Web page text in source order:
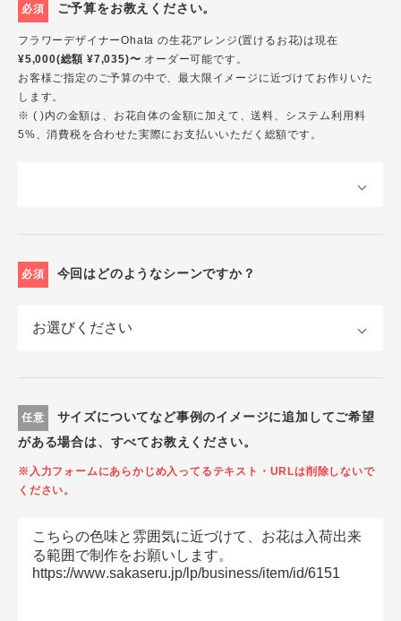
必須 ご予算をお教えください。
フラワーデザイナーOhata の生花アレンジ(置けるお花)は現在
¥5,000(総額 ¥7,035)〜 オーダー可能です。
お客様ご指定のご予算の中で、最大限イメージに近づけてお作りいた
します。
※ ( )内の金額は、お花自体の金額に加えて、送料、システム利用料
5%、消費税を合わせた実際にお支払いいただく総額です。
必須 今回はどのようなシーンですか？
任意
サイズについてなど事例のイメージに追加してご希望
がある場合は、すべてお教えください。
※入力フォームにあらかじめ入ってるテキスト・URLは削除しないで
ください。